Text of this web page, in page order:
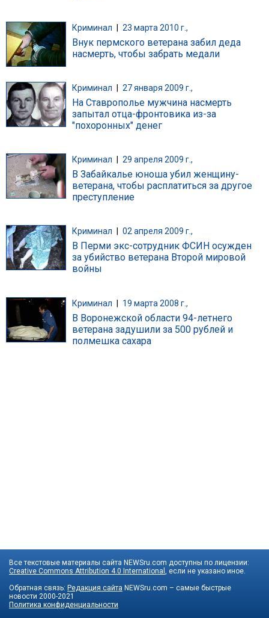
Криминал 23 марта 2010 г.,
Внук пермского ветерана забил деда
насмерть, чтобы забрать медали
Криминал 27 января 2009 г.,
На Ставрополье мужчина насмерть
запытал отца-фронтовика из-за
"похоронных" денег
Криминал 29 апреля 2009 г.,
В Забайкалье юноша убил женщину-
ветерана, чтобы расплатиться за другое
преступление
Криминал 02 апреля 2009 г.,
В Перми экс-сотрудник ФСИН осужден
за убийство ветерана Второй мировой
войны
Криминал 19 марта 2008 г.,
В Воронежской области 94-летнего
ветерана задушили за 500 рублей и
полмешка сахара
Все текстовые материалы сайта NEWSru.com доступны по лицензии:
Creative Commons Attribution 4.0 International , если не указано иное.
Обратная связь: Редакция сайта NEWSru.com – самые быстрые
новости 2000-2021
Политика конфиденциальности